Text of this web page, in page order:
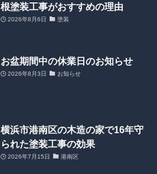
根塗装工事がおすすめの理由
2026年8月6日 塗装
お盆期間中の休業日のお知らせ
2026年8月3日 お知らせ
横浜市港南区の木造の家で16年守
られた塗装工事の効果
2026年7月15日 港南区